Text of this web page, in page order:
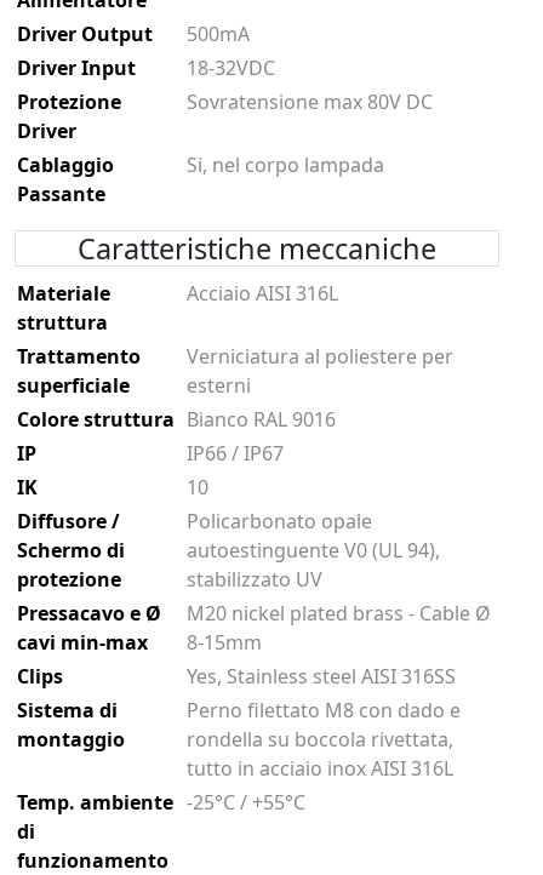
Driver Output
500mA
Driver Input
18-32VDC
Protezione
Driver
Sovratensione max 80V DC
Cablaggio
Passante
Si, nel corpo lampada
Caratteristiche meccaniche
Materiale
struttura
Acciaio AISI 316L
Trattamento
superficiale
Verniciatura al poliestere per
esterni
Colore struttura Bianco RAL 9016
IP
IP66 / IP67
IK
10
Diffusore /
Schermo di
protezione
Policarbonato opale
autoestinguente V0 (UL 94),
stabilizzato UV
Pressacavo e Ø
cavi min-max
M20 nickel plated brass - Cable Ø
8-15mm
Clips
Yes, Stainless steel AISI 316SS
Sistema di
montaggio
Perno filettato M8 con dado e
rondella su boccola rivettata,
tutto in acciaio inox AISI 316L
Temp. ambiente
di
funzionamento
-25°C / +55°C